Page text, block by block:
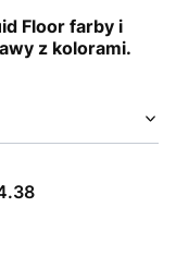
Floor farby i
z kolorami.